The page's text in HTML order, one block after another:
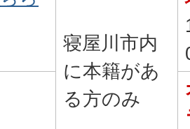
寝屋川市内
に本籍があ
る方のみ